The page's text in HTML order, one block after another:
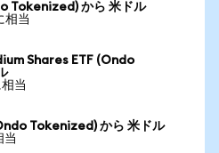
Tokenized) から 米ドル
相当
Shares ETF (Ondo
当
Tokenized) から 米ドル
当